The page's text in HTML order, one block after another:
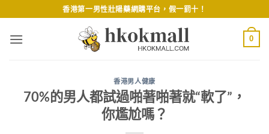
to
content
香港第一男性壯陽藥網購平台，假一罰十！
0
香港男人健康
70%的男人都試過啪著啪著就“軟了”，
你尷尬嗎？